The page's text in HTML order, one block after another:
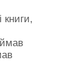
книги,